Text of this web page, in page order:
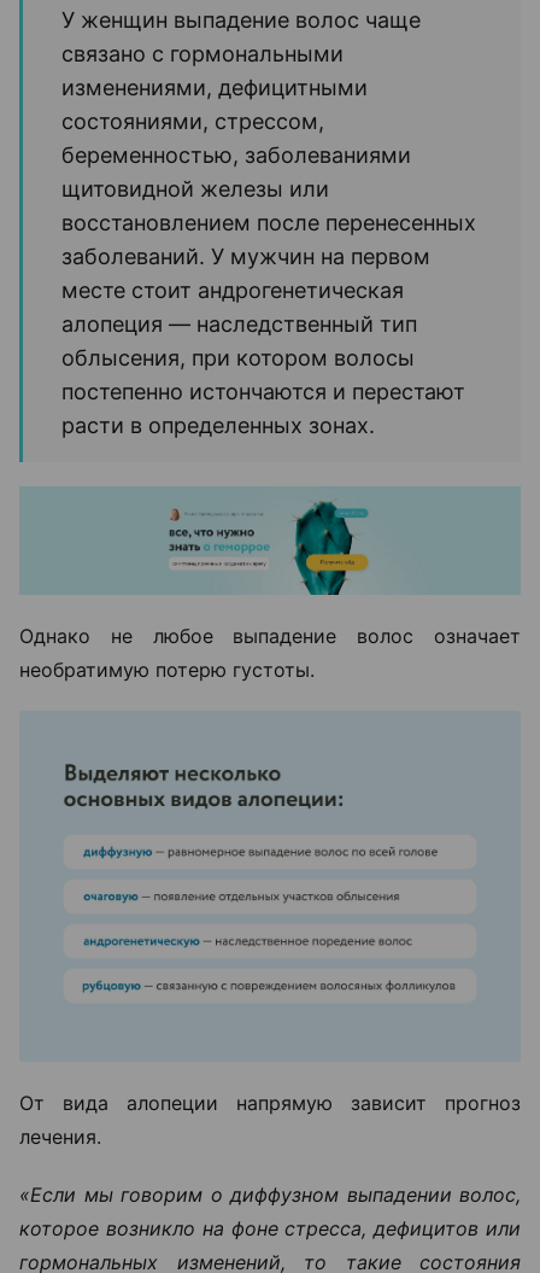
У женщин выпадение волос чаще
связано с гормональными
изменениями, дефицитными
состояниями, стрессом,
беременностью, заболеваниями
щитовидной железы или
восстановлением после перенесенных
заболеваний. У мужчин на первом
месте стоит андрогенетическая
алопеция — наследственный тип
облысения, при котором волосы
постепенно истончаются и перестают
расти в определенных зонах.
Однако не любое выпадение волос означает
необратимую потерю густоты.
От вида алопеции напрямую зависит прогноз
лечения.
«Если мы говорим о диффузном выпадении волос,
которое возникло на фоне стресса, дефицитов или
гормональных изменений, то такие состояния